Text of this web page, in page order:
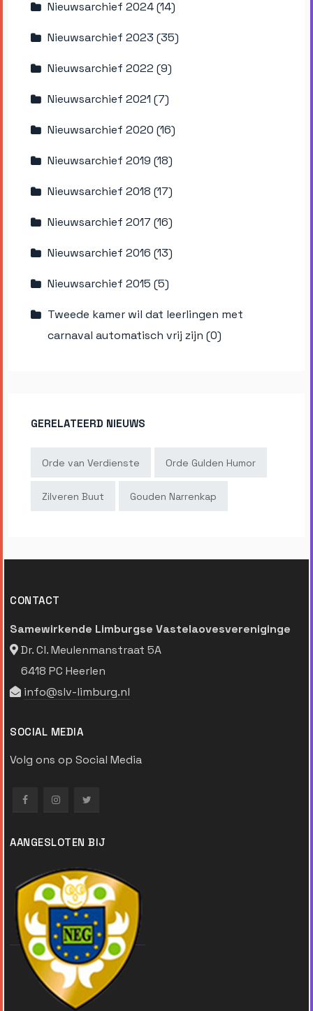
Nieuwsarchief 2024 (14)
Nieuwsarchief 2023 (35)
Nieuwsarchief 2022 (9)
Nieuwsarchief 2021 (7)
Nieuwsarchief 2020 (16)
Nieuwsarchief 2019 (18)
Nieuwsarchief 2018 (17)
Nieuwsarchief 2017 (16)
Nieuwsarchief 2016 (13)
Nieuwsarchief 2015 (5)
Tweede kamer wil dat leerlingen met
carnaval automatisch vrij zijn (0)
GERELATEERD NIEUWS
Orde van Verdienste Orde Gulden Humor
Zilveren Buut Gouden Narrenkap
CONTACT
Samewirkende Limburgse Vastelaovesvereniginge
Dr. Cl. Meulenmanstraat 5A
6418 PC Heerlen
info@slv-limburg.nl
SOCIAL MEDIA
Volg ons op Social Media
AANGESLOTEN BIJ